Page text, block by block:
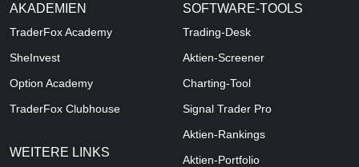
AKADEMIEN
TraderFox Academy
SheInvest
Option Academy
TraderFox Clubhouse
WEITERE LINKS
SOFTWARE-TOOLS
Trading-Desk
Aktien-Screener
Charting-Tool
Signal Trader Pro
Aktien-Rankings
Aktien-Portfolio